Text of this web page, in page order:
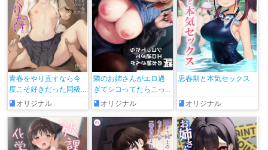
青春をやり直すなら今
度こそ好きだった同級
生と付き合って絶対ヤ
リまくりたい。
オリジナル
隣のお姉さんがエロ過
ぎてシコってたらこっ
そり抜いてくれた話
オリジナル
思春期と本気セックス
オリジナル